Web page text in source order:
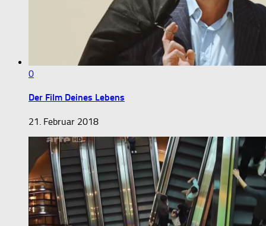
0
Der Film Deines Lebens
21. Februar 2018